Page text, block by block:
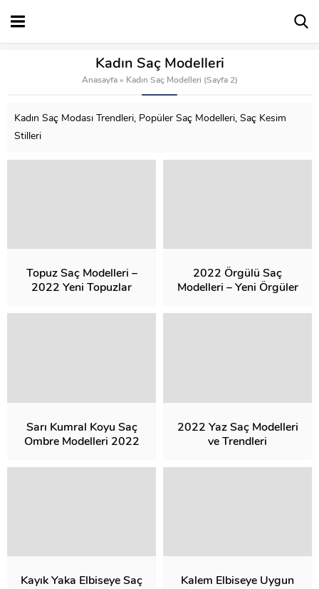
Kadın Saç Modelleri
Anasayfa » Kadın Saç Modelleri (Sayfa 2)
Kadın Saç Modası Trendleri, Popüler Saç Modelleri, Saç Kesim
Stilleri
Topuz Saç Modelleri –
2022 Yeni Topuzlar
2022 Örgülü Saç
Modelleri – Yeni Örgüler
Sarı Kumral Koyu Saç
Ombre Modelleri 2022
2022 Yaz Saç Modelleri
ve Trendleri
Kayık Yaka Elbiseye Saç
Kalem Elbiseye Uygun